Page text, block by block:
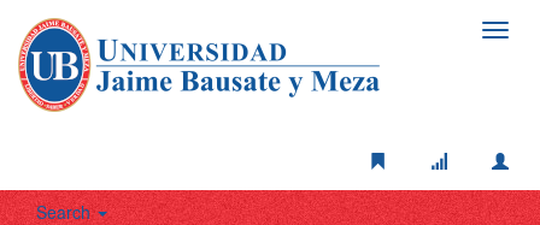
Search